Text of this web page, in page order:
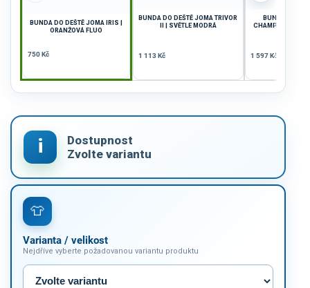
BUNDA DO DEŠTĚ JOMA IRIS |
ORANŽOVÁ FLUO
750 Kč
BUNDA DO DEŠTĚ JOMA TRIVOR
II | SVĚTLE MODRÁ
1 113 Kč
BUNDA DO
CHAMPIONSHIP
1 597 Kč
Varianta / velikost
Nejdříve vyberte požadovanou variantu produktu